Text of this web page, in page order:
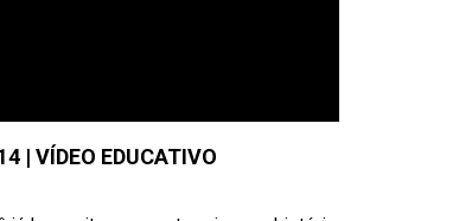
| VÍDEO EDUCATIVO